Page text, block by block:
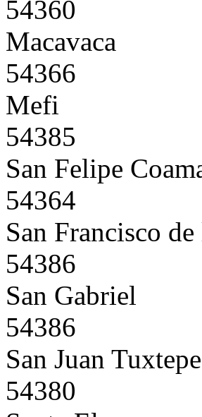
54360
Macavaca
54366
Mefi
54385
San Felipe
54364
San Francisco de
54386
San Gabriel
54386
San Juan
54380